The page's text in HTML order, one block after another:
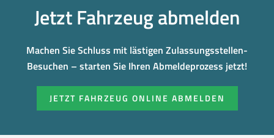
Jetzt Fahrzeug abmelden
Machen Sie Schluss mit lästigen Zulassungsstellen-
Besuchen – starten Sie Ihren Abmeldeprozess jetzt!
JETZT FAHRZEUG ONLINE ABMELDEN